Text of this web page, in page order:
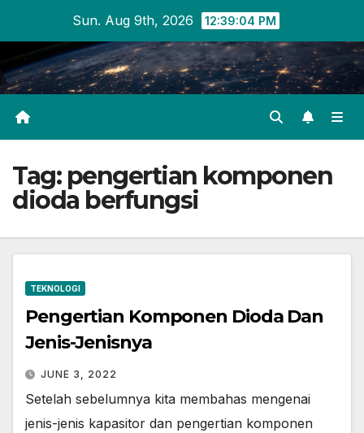
content
Sun. Aug 9th, 2026 12:39:04 PM
Tag: pengertian komponen
dioda berfungsi
TEKNOLOGI
Pengertian Komponen Dioda Dan
Jenis-Jenisnya
JUNE 3, 2022
Setelah sebelumnya kita membahas mengenai
jenis-jenis kapasitor dan pengertian komponen